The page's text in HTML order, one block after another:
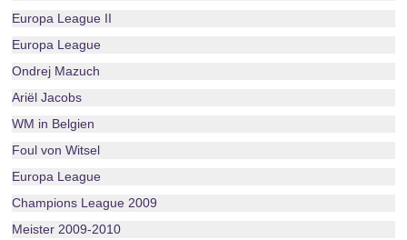
Europa League II
Europa League
Ondrej Mazuch
Ariël Jacobs
WM in Belgien
Foul von Witsel
Europa League
Champions League 2009
Meister 2009-2010